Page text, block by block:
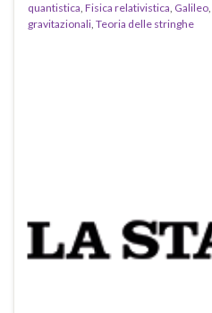
quantistica, Fisica relativistica, Galileo,
gravitazionali, Teoria delle stringhe